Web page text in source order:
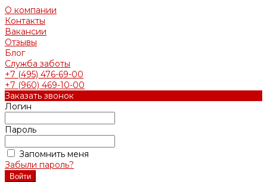
О компании
Контакты
Вакансии
Отзывы
Блог
Служба заботы
+7 (495) 476-69-00
+7 (960) 469-10-00
Заказать звонок
Логин
Пароль
Запомнить меня
Забыли пароль?